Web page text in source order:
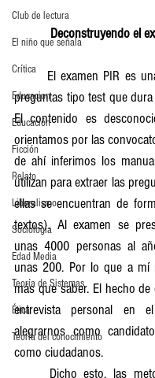
Club de lectura
El niño que señala
Crítica
Educacion
Educación
Ficción
Relato
Liberalismo
Sociología
Edad Media
Teoría de Sistemas
Ética
Teoría del conocimiento
Deconstruyendo el
	El examen PIR es una prueba de 210
preguntas tipo test que
El contenido es
orientamos por las
de ahí inferimos los
utilizan para extraer las
ellas se encuentran de
textos). Al examen se
unas 4000 personas al
unas 200. Por lo que a mí
más que saber. El hecho
entrevista personal en
alegrarnos como
como ciudadanos.